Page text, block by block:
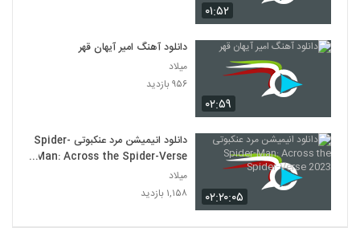
۰۱:۵۲
۰۲:۵۹
دانلود آهنگ امیر آیهان قهر
میلاد
۹۵۶ بازدید
۰۲:۲۰:۰۵
دانلود انیمیشن مرد عنکبوتی Spider-
Man: Across the Spider-Verse
2023
میلاد
۱,۱۵۸ بازدید